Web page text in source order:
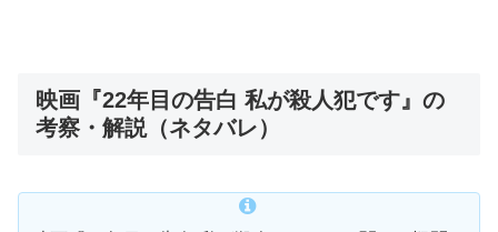
映画『22年目の告白 私が殺人犯です』の
考察・解説（ネタバレ）